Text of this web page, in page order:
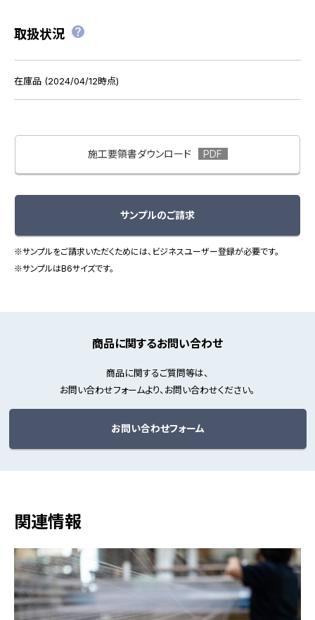
取扱状況
在庫品 (2024/04/12時点)
施工要領書ダウンロード
サンプルのご請求
※サンプルをご請求いただくためには、ビジネスユーザー登録が必要です。
※サンプルはB6サイズです。
商品に関するお問い合わせ
商品に関するご質問等は、
お問い合わせフォームより、お問い合わせください。
お問い合わせフォーム
関連情報